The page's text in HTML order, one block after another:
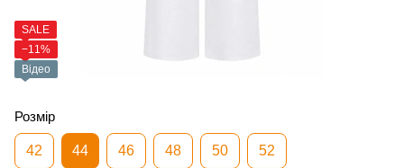
SALE
−11%
Відео
Розмір
42 44 46 48 50 52